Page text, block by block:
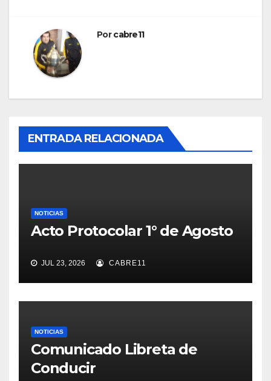
entradas
Porcabre11
ENTRADA RELACIONADA
NOTICIAS
Acto Protocolar 1° de Agosto
JUL 23, 2026 CABRE11
NOTICIAS
Comunicado Libreta de
Conducir